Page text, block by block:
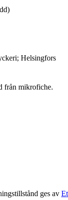
Helsingfors
från mikrofiche.
ges av